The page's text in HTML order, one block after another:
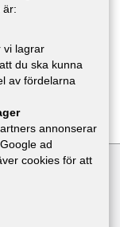
är:
vi lagrar
du ska kunna
av fördelarna
annonserar
ad
cookies för att